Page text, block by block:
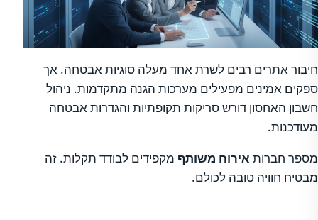
חיבור אתרים רבים לשרת אחד מעלה סוגיות אבטחה. אך
ספקים אמינים מפעילים מערכות הגנה מתקדמות. ניהול
חשבון האחסון דורש סריקות תקופתיות והגדרות אבטחה
מעודכנות.
מספר חברות אירוח משותף מקפידים לבודד תקלות. זה
מבטיח חוויה טובה לכולם.